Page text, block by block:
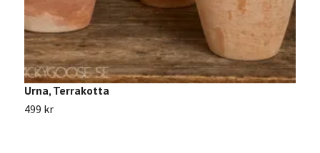
Urna, Terrakotta
499 kr